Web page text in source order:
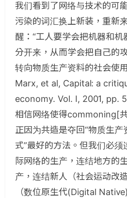
我们看到了网络与技术的可
污染的词汇换上新装，重新
醒：“工人要学会把机器和机
分开来，从而学会把自己的
转向物质生产资料的社会使
Marx, et al, Capital: a
economy. Vol. I, 2001, pp.
相信网络使得commoning[
正因为共造是夺回“物质生产
式”最好的方法。但我们必须
际网络的生产，连结地方的
产，连结新人（社会运动改
（数位原生代(Digital